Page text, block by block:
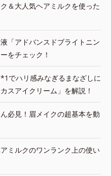
＆大人気ヘアミルクを使った
「アドバンスドブライトニン
をチェック！
でハリ感みなぎるまなざしに
スアイクリーム」を解説！
必見！眉メイクの超基本を動
ミルクのワンランク上の使い